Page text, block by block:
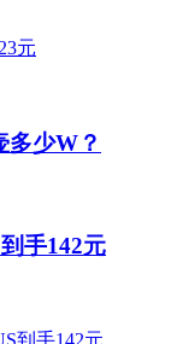
多少W？
手142元